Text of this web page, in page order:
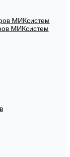
МИКсистем
МИКсистем